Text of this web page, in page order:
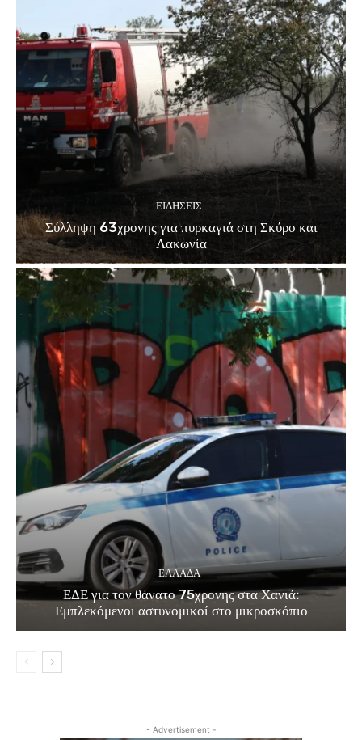
ΕΙΔΗΣΕΙΣ
Σύλληψη 63χρονης για πυρκαγιά στη Σκύρο και
Λακωνία
ΕΛΛΑΔΑ
ΕΔΕ για τον θάνατο 75χρονης στα Χανιά:
Εμπλεκόμενοι αστυνομικοί στο μικροσκόπιο
- Advertisement -